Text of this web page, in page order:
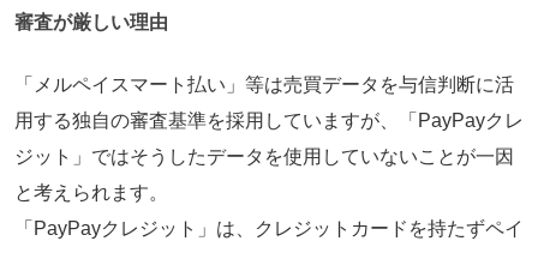
審査が厳しい理由
「メルペイスマート払い」等は売買データを与信判断に活
用する独自の審査基準を採用していますが、「PayPayクレ
ジット」ではそうしたデータを使用していないことが一因
と考えられます。
「PayPayクレジット」は、クレジットカードを持たずペイ